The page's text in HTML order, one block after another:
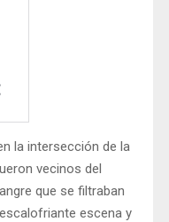
la intersección de la
vecinos del
que se filtraban
escena y